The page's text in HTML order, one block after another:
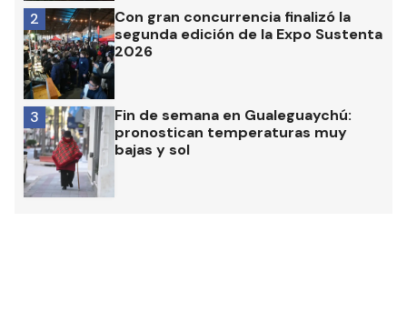
Con gran concurrencia finalizó la
segunda edición de la Expo Sustenta
2026
2
Fin de semana en Gualeguaychú:
pronostican temperaturas muy
bajas y sol
3